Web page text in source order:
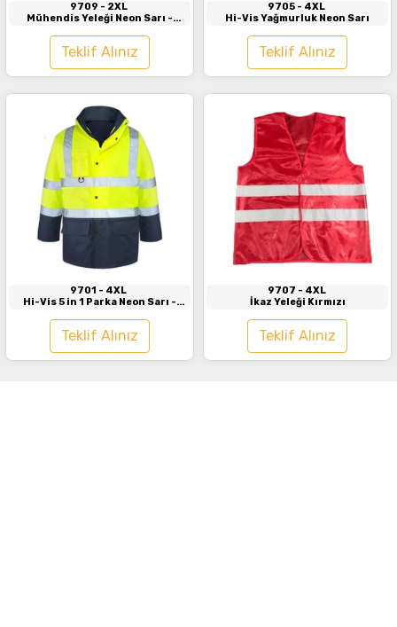
9709 - 2XL
Mühendis Yeleği Neon Sarı -
Teklif Alınız
9705 - 4XL
Hi-Vis Yağmurluk Neon Sarı
Teklif Alınız
İncele
9701 - 4XL
Hi-Vis 5 in 1 Parka Neon Sarı -
Lacivert
Teklif Alınız
İncele
9707 - 4XL
İkaz Yeleği Kırmızı
Teklif Alınız